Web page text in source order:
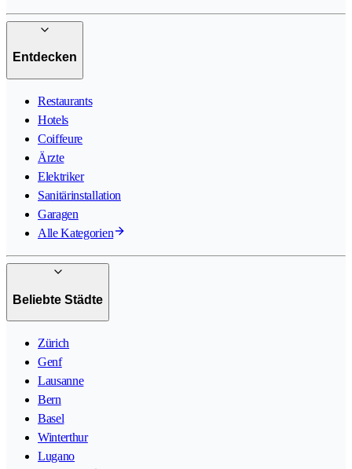
Entdecken
Restaurants
Hotels
Coiffeure
Ärzte
Elektriker
Sanitärinstallation
Garagen
Alle Kategorien
Beliebte Städte
Zürich
Genf
Lausanne
Bern
Basel
Winterthur
Lugano